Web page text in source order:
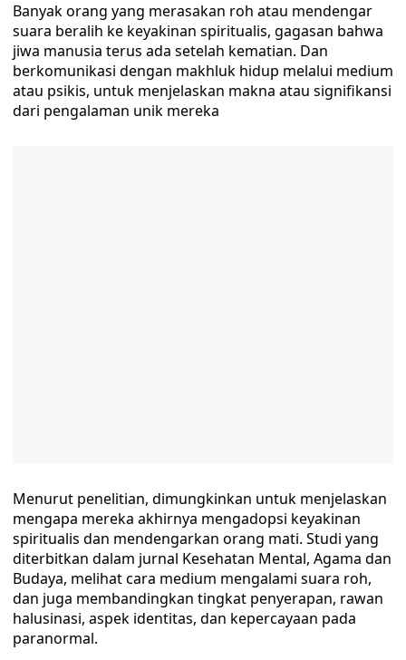
Banyak orang yang merasakan roh atau mendengar
suara beralih ke keyakinan spiritualis, gagasan bahwa
jiwa manusia terus ada setelah kematian. Dan
berkomunikasi dengan makhluk hidup melalui medium
atau psikis, untuk menjelaskan makna atau signifikansi
dari pengalaman unik mereka
Menurut penelitian, dimungkinkan untuk menjelaskan
mengapa mereka akhirnya mengadopsi keyakinan
spiritualis dan mendengarkan orang mati. Studi yang
diterbitkan dalam jurnal Kesehatan Mental, Agama dan
Budaya, melihat cara medium mengalami suara roh,
dan juga membandingkan tingkat penyerapan, rawan
halusinasi, aspek identitas, dan kepercayaan pada
paranormal.